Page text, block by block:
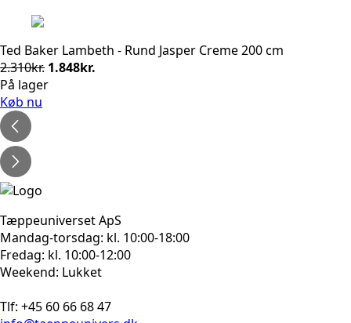
Ted Baker Lambeth - Rund Jasper Creme 200 cm
2.310kr. Den
oprindelige
1.848kr.
På lager
Køb nu
Tæppeuniverset ApS
Mandag-torsdag: kl. 10:00-18:00
Fredag: kl. 10:00-12:00
Weekend: Lukket
Tlf: +45 60 66 68 47